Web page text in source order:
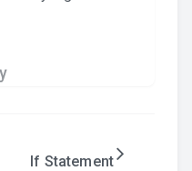
If Statement